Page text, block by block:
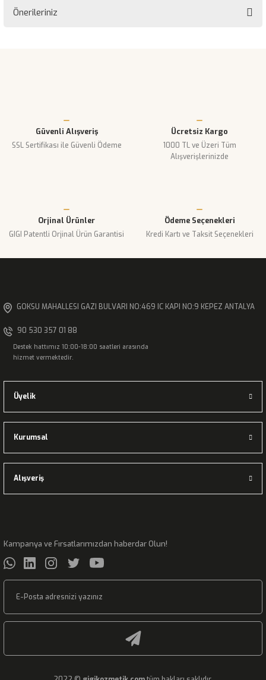
Önerileriniz
Ürün açıklamasında eksik bilgiler bulunuyor.
Güvenli Alışveriş
SSL Sertifikası ile Güvenli Ödeme
Ücretsiz Kargo
1000 TL ve Üzeri Tüm
Alışverişlerinizde
Orjinal Ürünler
GIGI Patentli Orjinal Ürün Garantisi
Ödeme Seçenekleri
Kredi Kartı ve Taksit Seçenekleri
GOKSU MAHALLESI GAZI BULVARI NO:469 IC KAPI NO:9 KEPEZ ANTALYA
90 530 357 01 88
Destek hattımız 10:00-18:00 saatleri arasında
hizmet vermektedir.
Üyelik
Kurumsal
Alışveriş
Kampanya ve Fırsatlarımızdan haberdar Olun!